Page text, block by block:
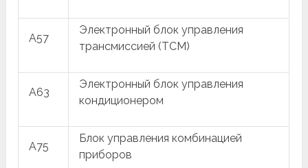
A57
Электронный блок управления
трансмиссией (TCM)
A63
Электронный блок управления
кондиционером
A75
Блок управления комбинацией
приборов